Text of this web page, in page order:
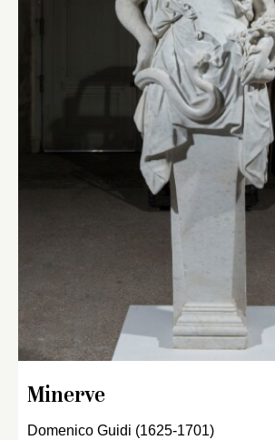
Minerve
Domenico Guidi (1625-1701)